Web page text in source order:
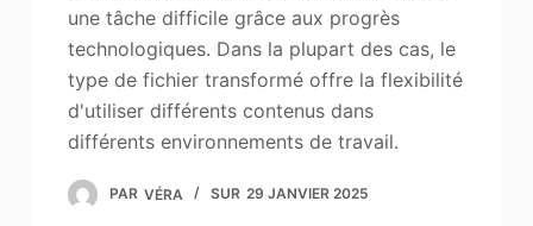
une tâche difficile grâce aux progrès
technologiques. Dans la plupart des cas, le
type de fichier transformé offre la flexibilité
d'utiliser différents contenus dans
différents environnements de travail.
PAR VÉRA SUR 29 JANVIER 2025